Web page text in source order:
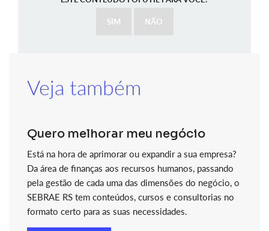
SIM NÃO
Veja também
Quero melhorar meu negócio
Está na hora de aprimorar ou expandir a sua empresa?
Da área de finanças aos recursos humanos, passando
pela gestão de cada uma das dimensões do negócio, o
SEBRAE RS tem conteúdos, cursos e consultorias no
formato certo para as suas necessidades.